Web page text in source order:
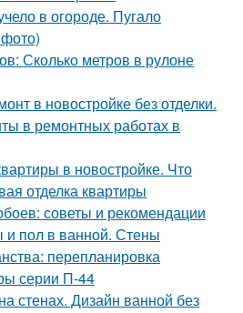
в огороде. Пугало
Сколько метров в рулоне
в новостройке без отделки.
в ремонтных работах в
в новостройке. Что
отделка квартиры
советы и рекомендации
и пол в ванной. Стены
перепланировка
серии П-44
стенах. Дизайн ванной без